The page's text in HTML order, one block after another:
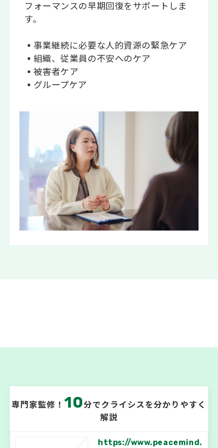
フォーマンスの早期回復をサポートしま
す。
▪事業継続に必要な人的資源の緊急ケア
▪組織、従業員の不安へのケア
▪被害者ケア
▪グループケア
専門家監修！ 10分でクライシスを分かりやすく
解説
https://www.peacemind.